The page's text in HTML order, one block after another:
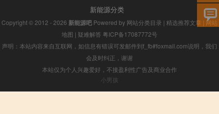
新能源分类
Copyright © 2012 - 2026 新能源吧 Powered by 网站分类目录 | 精选推荐文章 | 网站
地图 | 疑难解答 粤ICP备17087772号
声明：本站内容来自互联网，如信息有错误可发邮件到f_fb#foxmail.com说明，我们
会及时纠正，谢谢
本站仅为个人兴趣爱好，不接盈利性广告及商业合作
小男孩